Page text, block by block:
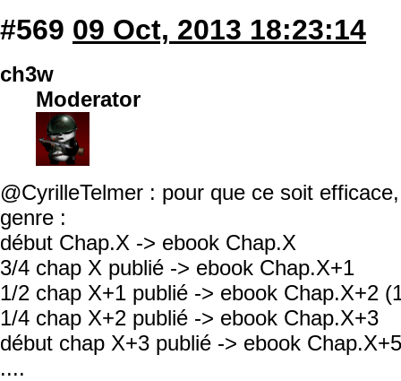
#569 09 Oct, 2013 18:23:14
ch3w
Moderator
@CyrilleTelmer : pour que ce soit
genre :
début Chap.X -> ebook Chap.X
3/4 chap X publié -> ebook Chap.X+1
1/2 chap X+1 publié -> ebook Chap.X+2
1/4 chap X+2 publié -> ebook Chap.X+3
début chap X+3 publié -> ebook
....